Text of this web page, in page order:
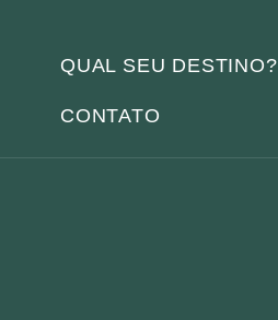
QUAL SEU DESTINO?
CONTATO